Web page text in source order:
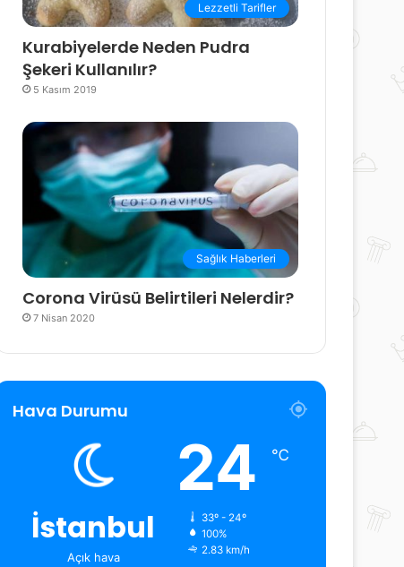
Lezzetli Tarifler
Kurabiyelerde Neden Pudra
Şekeri Kullanılır?
5 Kasım 2019
Sağlık Haberleri
Corona Virüsü Belirtileri Nelerdir?
7 Nisan 2020
Hava Durumu
İstanbul
Açık hava
24 ℃
33º - 24º
100%
2.83 km/h